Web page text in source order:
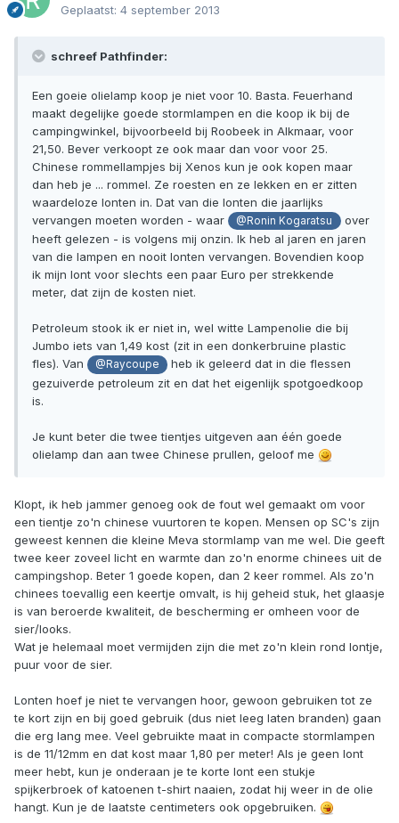
Geplaatst: 4 september 2013
schreef Pathfinder:
Een goeie olielamp koop je niet voor 10. Basta. Feuerhand
maakt degelijke goede stormlampen en die koop ik bij de
campingwinkel, bijvoorbeeld bij Roobeek in Alkmaar, voor
21,50. Bever verkoopt ze ook maar dan voor voor 25.
Chinese rommellampjes bij Xenos kun je ook kopen maar
dan heb je ... rommel. Ze roesten en ze lekken en er zitten
waardeloze lonten in. Dat van die lonten die jaarlijks
vervangen moeten worden - waar
@Ronin Kogaratsu
over
heeft gelezen - is volgens mij onzin. Ik heb al jaren en jaren
van die lampen en nooit lonten vervangen. Bovendien koop
ik mijn lont voor slechts een paar Euro per strekkende
meter, dat zijn de kosten niet.
Petroleum stook ik er niet in, wel witte Lampenolie die bij
Jumbo iets van 1,49 kost (zit in een donkerbruine plastic
fles). Van
@Raycoupe
heb ik geleerd dat in die flessen
gezuiverde petroleum zit en dat het eigenlijk spotgoedkoop
is.
Je kunt beter die twee tientjes uitgeven aan één goede
olielamp dan aan twee Chinese prullen, geloof me
Klopt, ik heb jammer genoeg ook de fout wel gemaakt om voor
een tientje zo'n chinese vuurtoren te kopen. Mensen op SC's zijn
geweest kennen die kleine Meva stormlamp van me wel. Die geeft
twee keer zoveel licht en warmte dan zo'n enorme chinees uit de
campingshop. Beter 1 goede kopen, dan 2 keer rommel. Als zo'n
chinees toevallig een keertje omvalt, is hij geheid stuk, het glaasje
is van beroerde kwaliteit, de bescherming er omheen voor de
sier/looks.
Wat je helemaal moet vermijden zijn die met zo'n klein rond lontje,
puur voor de sier.
Lonten hoef je niet te vervangen hoor, gewoon gebruiken tot ze
te kort zijn en bij goed gebruik (dus niet leeg laten branden) gaan
die erg lang mee. Veel gebruikte maat in compacte stormlampen
is de 11/12mm en dat kost maar 1,80 per meter! Als je geen lont
meer hebt, kun je onderaan je te korte lont een stukje
spijkerbroek of katoenen t-shirt naaien, zodat hij weer in de olie
hangt. Kun je de laatste centimeters ook opgebruiken.